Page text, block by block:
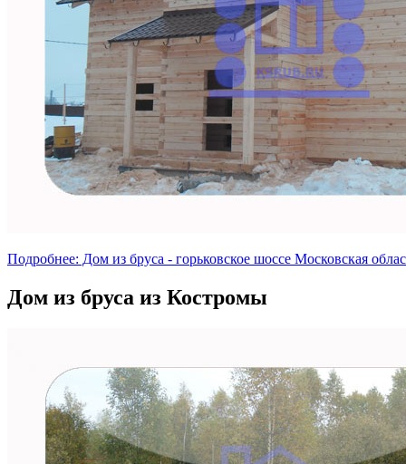
Подробнее: Дом из бруса - горьковское шоссе Московская
Дом из бруса из Костромы